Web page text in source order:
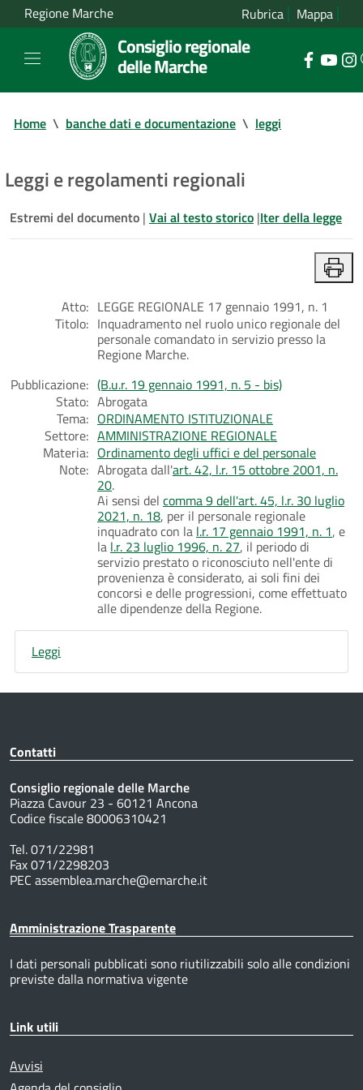
Regione Marche Rubrica Mappa
Consiglio regionale
delle Marche
Home \ banche dati e documentazione \ leggi
Leggi e regolamenti regionali
Estremi del documento | Vai al testo storico |Iter della legge
Atto: LEGGE REGIONALE 17 gennaio 1991, n. 1
Titolo: Inquadramento nel ruolo unico regionale del
personale comandato in servizio presso la
Regione Marche.
Pubblicazione: (B.u.r. 19 gennaio 1991, n. 5 - bis)
Stato: Abrogata
Tema: ORDINAMENTO ISTITUZIONALE
Settore: AMMINISTRAZIONE REGIONALE
Materia: Ordinamento degli uffici e del personale
Note: Abrogata dall'art. 42, l.r. 15 ottobre 2001, n.
20.
Ai sensi del comma 9 dell'art. 45, l.r. 30 luglio
2021, n. 18, per il personale regionale
inquadrato con la l.r. 17 gennaio 1991, n. 1, e
la l.r. 23 luglio 1996, n. 27, il periodo di
servizio prestato o riconosciuto nell'ente di
provenienza è considerato, ai soli fini dei
concorsi e delle progressioni, come effettuato
alle dipendenze della Regione.
Leggi
Contatti
Consiglio regionale delle Marche
Piazza Cavour 23 - 60121 Ancona
Codice fiscale 80006310421
Tel. 071/22981
Fax 071/2298203
PEC assemblea.marche@emarche.it
Amministrazione Trasparente
I dati personali pubblicati sono riutilizzabili solo alle condizioni
previste dalla normativa vigente
Link utili
Avvisi